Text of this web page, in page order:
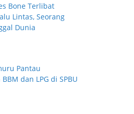
Bone Terlibat
Lintas, Seorang
Dunia
Pantau
dan LPG di SPBU